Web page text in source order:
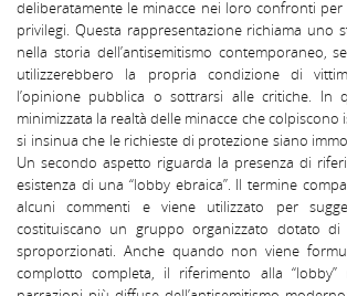
deliberatamente le minacce nei loro confronti
privilegi. Questa rappresentazione richiama uno
nella storia dell’antisemitismo contemporaneo,
utilizzerebbero la propria condizione di
l’opinione pubblica o sottrarsi alle critiche. In
minimizzata la realtà delle minacce che colpiscono
si insinua che le richieste di protezione siano
Un secondo aspetto riguarda la presenza di
esistenza di una “lobby ebraica”. Il termine
alcuni commenti e viene utilizzato per
costituiscano un gruppo organizzato dotato
sproporzionati. Anche quando non viene
complotto completa, il riferimento alla